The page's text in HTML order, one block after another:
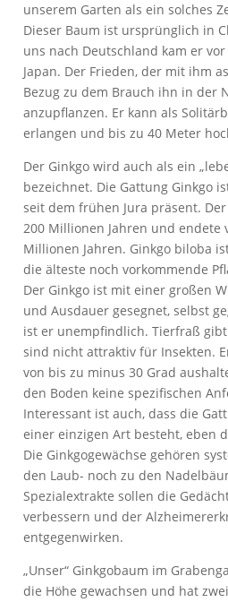
unserem Garten als ein solches
Dieser Baum ist ursprünglich in
uns nach Deutschland kam er vor
Japan. Der Frieden, der mit ihm
Bezug zu dem Brauch ihn in der
anzupflanzen. Er kann als
erlangen und bis zu 40 Meter
Der Ginkgo wird auch als ein
bezeichnet. Die Gattung Ginkgo
seit dem frühen Jura präsent.
200 Millionen Jahren und endete
Millionen Jahren. Ginkgo biloba
die älteste noch vorkommende
Der Ginkgo ist mit einer großen
und Ausdauer gesegnet, selbst
ist er unempfindlich. Tierfraß
sind nicht attraktiv für Insekten.
von bis zu minus 30 Grad
den Boden keine spezifischen
Interessant ist auch, dass die
einer einzigen Art besteht, eben
Die Ginkgogewächse gehören
den Laub- noch zu den
Spezialextrakte sollen die
verbessern und der
entgegenwirken.
„Unser“ Ginkgobaum im
die Höhe gewachsen und hat